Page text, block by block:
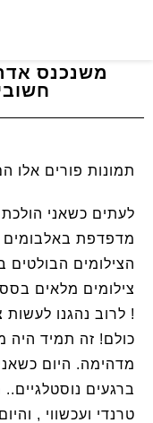
משנכנס
תמונות פורים אלו
לעתים כשאני
מדפדפת באלבומים
הצילומים הבולטים
צילומים מלאים
! לרוב נהגנו
כולם! זה תמיד היה
מדהימה. היום
ברגעים נוסטלגיים..
טרנדי ועכשווי ,